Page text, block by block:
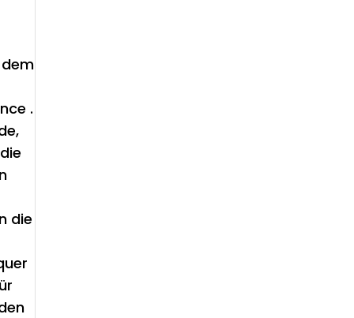
.
die